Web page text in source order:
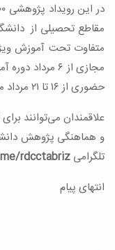
مقاطع تحصیلی از
حضوری از ۱۶ تا ۲۱ مرداد ماه در این دوره شرکت خواهند کرد.
علاقمندان می‌توانند
و هماهنگی پژوهش
تلگرامی
انتهای پیام